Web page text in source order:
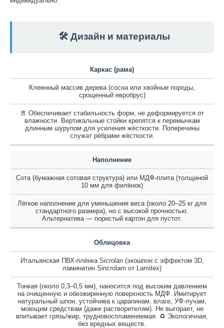
🛠️ Дизайн и материалы
Каркас (рама)
Клеенный массив дерева (сосна или хвойные породы,
срощенный евробрус)
🚪 Обеспечивает стабильность форм, не деформируется от
влажности. Вертикальные стойки крепятся к перемычкам
длинным шурупом для усиления жёсткости. Поперечины
служат рёбрами жёсткости.
Наполнение
Сота (бумажная сотовая структура) или МДФ-плита (толщиной
10 мм для филёнок)
Лёгкое наполнение для уменьшения веса (около 20–25 кг для
стандартного размера), но с высокой прочностью.
Альтернатива — пористый картон для пустот.
Облицовка
Итальянская ПВХ-плёнка Sicrolan (экошпон с эффектом 3D,
ламинатин Sincrolam от Lamitex)
Тонкая (около 0,3–0,5 мм), наносится под высоким давлением
на очищенную и обезжиренную поверхность МДФ. Имитирует
натуральный шпон, устойчива к царапинам, влаге, УФ-лучам,
моющим средствам (даже растворителям). Не выгорает, не
впитывает грязь/жир, трудновоспламеняемая. ♻️ Экологичная,
без вредных веществ.